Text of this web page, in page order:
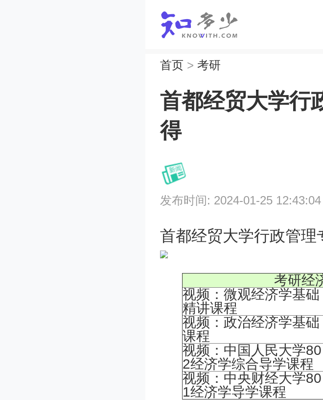
首页 > 考研
首都经贸大学行
得
发布时间: 2024-01-25 12:43:04
首都经贸大学行政管理
考研经
视频：微观经济学基础
精讲课程
视频：政治经济学基础
课程
视频：中国人民大学80
2经济学综合导学课程
视频：中央财经大学80
1经济学导学课程